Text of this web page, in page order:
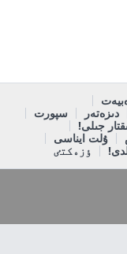
دىزەتەر
سپورت
جىلى!
ۇلت ايناسى
ٶزەكتٸ